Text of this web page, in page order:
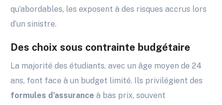
qu’abordables, les exposent à des risques accrus lors
d’un sinistre.
Des choix sous contrainte budgétaire
La majorité des étudiants, avec un âge moyen de 24
ans, font face à un budget limité. Ils privilégient des
formules d’assurance à bas prix, souvent